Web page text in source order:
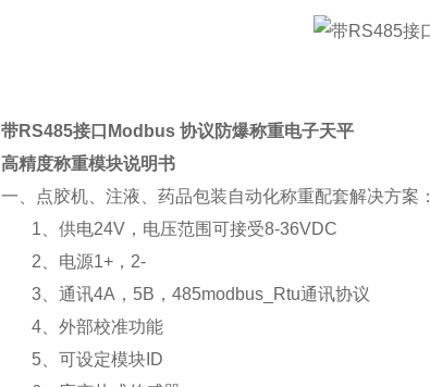
带RS485接口Modbus 协议防爆称重电子天平
高精度称重模块说明书
一、点胶机、注液、药品包装自动化称重配套解决方案：
1、 供电24V ，电压范围可接受8-36VDC
2、 电源1+ ， 2-
3、 通讯4A ， 5B ， 485modbus_Rtu通讯协议
4、 外部校准功能
5、 可设定模块 ID